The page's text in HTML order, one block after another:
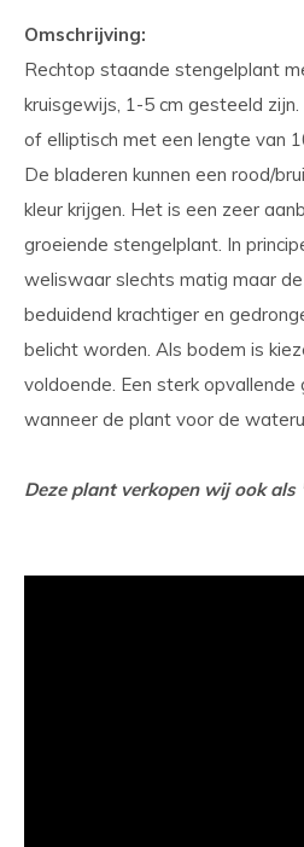
Omschrijving:
Rechtop staande stengelplant
kruisgewijs, 1-5 cm gesteeld
of elliptisch met een lengte van
De bladeren kunnen een rood/
kleur krijgen. Het is een zeer
groeiende stengelplant. In
weliswaar slechts matig maar
beduidend krachtiger en
belicht worden. Als bodem is
voldoende. Een sterk opvallende
wanneer de plant voor de
Deze plant verkopen wij ook